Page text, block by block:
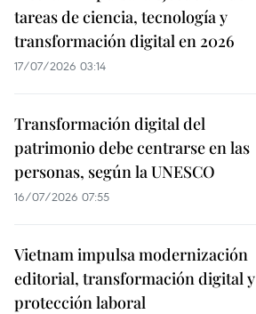
tareas de ciencia, tecnología y
transformación digital en 2026
17/07/2026 03:14
Transformación digital del
patrimonio debe centrarse en las
personas, según la UNESCO
16/07/2026 07:55
Vietnam impulsa modernización
editorial, transformación digital y
protección laboral